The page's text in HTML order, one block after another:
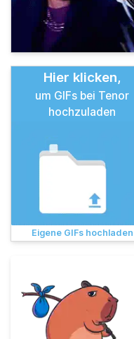
Hier klicken,
um GIFs bei Tenor
hochzuladen
Eigene GIFs hochladen